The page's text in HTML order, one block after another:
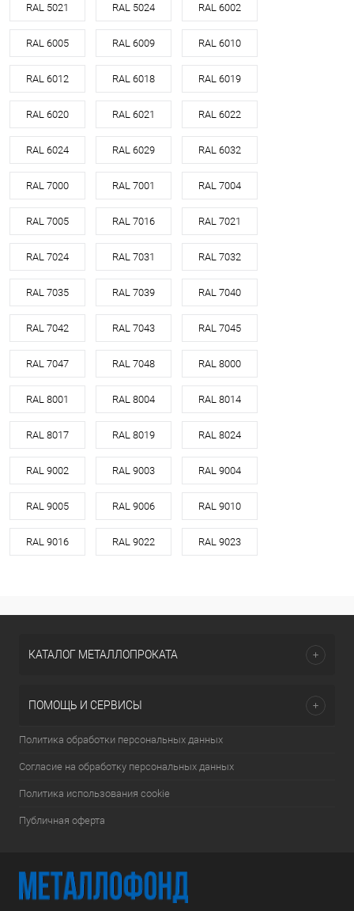
RAL 5021 RAL 5024 RAL 6002
RAL 6005 RAL 6009 RAL 6010
RAL 6012 RAL 6018 RAL 6019
RAL 6020 RAL 6021 RAL 6022
RAL 6024 RAL 6029 RAL 6032
RAL 7000 RAL 7001 RAL 7004
RAL 7005 RAL 7016 RAL 7021
RAL 7024 RAL 7031 RAL 7032
RAL 7035 RAL 7039 RAL 7040
RAL 7042 RAL 7043 RAL 7045
RAL 7047 RAL 7048 RAL 8000
RAL 8001 RAL 8004 RAL 8014
RAL 8017 RAL 8019 RAL 8024
RAL 9002 RAL 9003 RAL 9004
RAL 9005 RAL 9006 RAL 9010
RAL 9016 RAL 9022 RAL 9023
КАТАЛОГ МЕТАЛЛОПРОКАТА
ПОМОЩЬ И СЕРВИСЫ
Политика обработки персональных данных
Согласие на обработку персональных данных
Политика использования cookie
Публичная оферта